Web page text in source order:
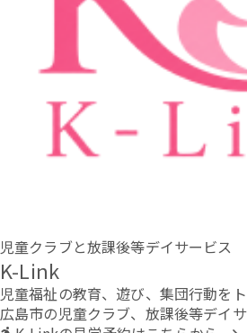
児童クラブと放課後等デイサービス
K-Link
児童福祉の教育、遊び、集団行動を
広島市の児童クラブ、放課後等デイ